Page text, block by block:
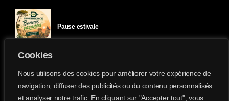
Cookies
Nous utilisons des cookies pour améliorer votre expérience de
navigation, diffuser des publicités ou du contenu personnalisés
et analyser notre trafic. En cliquant sur "Accepter tout", vous
Pause estivale
Ici l’Ombre – mardi 28 juillet